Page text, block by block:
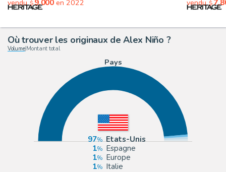
vendu$9,000en 2022 vendu$
Où trouver les originaux de Alex Niño ?
Volume| Montant total
Pays
97
Etats-Unis
1
Espagne
1
Europe
1
Italie